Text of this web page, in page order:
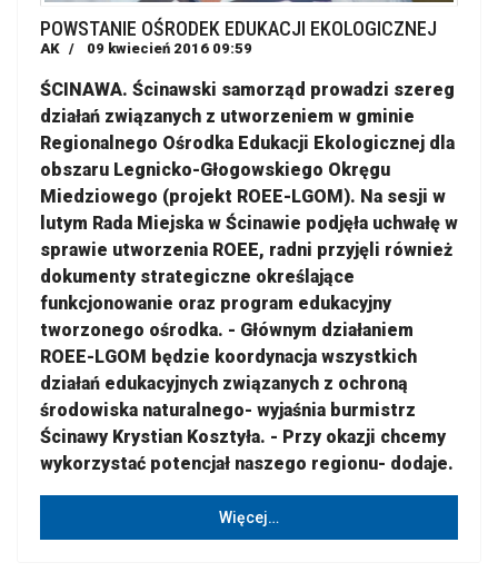
POWSTANIE OŚRODEK EDUKACJI EKOLOGICZNEJ
AK 09 kwiecień 2016 09:59
ŚCINAWA. Ścinawski samorząd prowadzi szereg
działań związanych z utworzeniem w gminie
Regionalnego Ośrodka Edukacji Ekologicznej dla
obszaru Legnicko-Głogowskiego Okręgu
Miedziowego (projekt ROEE-LGOM). Na sesji w
lutym Rada Miejska w Ścinawie podjęła uchwałę w
sprawie utworzenia ROEE, radni przyjęli również
dokumenty strategiczne określające
funkcjonowanie oraz program edukacyjny
tworzonego ośrodka. - Głównym działaniem
ROEE-LGOM będzie koordynacja wszystkich
działań edukacyjnych związanych z ochroną
środowiska naturalnego- wyjaśnia burmistrz
Ścinawy Krystian Kosztyła. - Przy okazji chcemy
wykorzystać potencjał naszego regionu- dodaje.
Więcej…